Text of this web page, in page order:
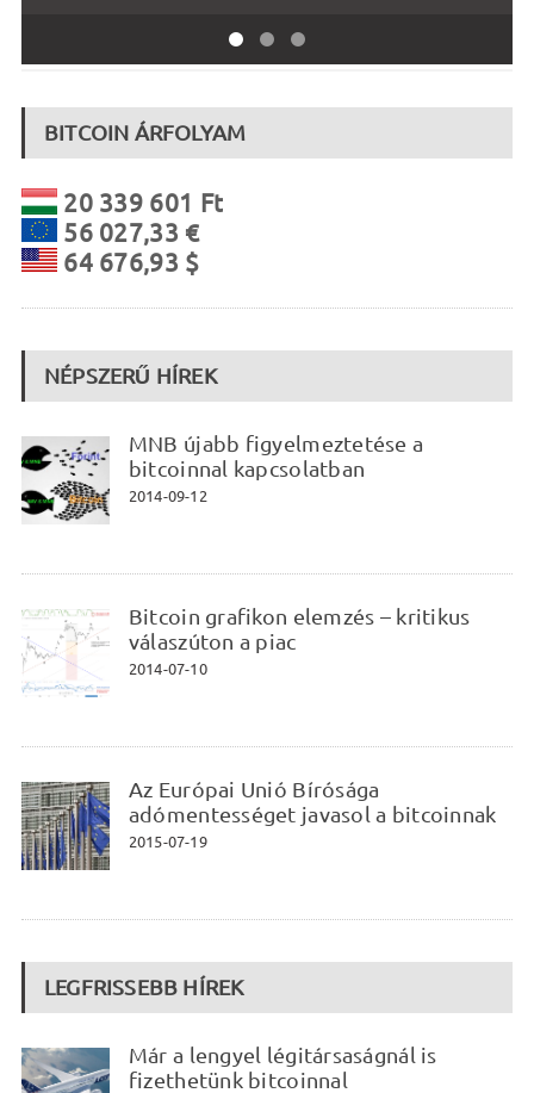
BITCOIN ÁRFOLYAM
20 339 601 Ft
56 027,33 €
64 676,93 $
NÉPSZERŰ HÍREK
MNB újabb figyelmeztetése a
bitcoinnal kapcsolatban
2014-09-12
Bitcoin grafikon elemzés – kritikus
válaszúton a piac
2014-07-10
Az Európai Unió Bírósága
adómentességet javasol a bitcoinnak
2015-07-19
LEGFRISSEBB HÍREK
Már a lengyel légitársaságnál is
fizethetünk bitcoinnal